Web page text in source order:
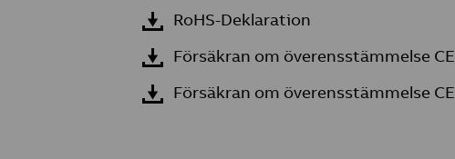
RoHS-Deklaration
Försäkran om överensstämmelse CE
Försäkran om överensstämmelse CE